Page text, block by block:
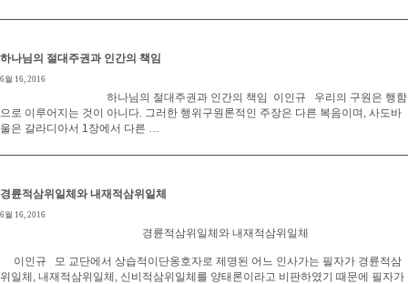
하나님의 절대주권과 인간의 책임
6월 16, 2016
하나님의 절대주권과 인간의 책임 이인규 우리의 구원은 행함
으로 이루어지는 것이 아니다. 그러한 행위구원론적인 주장은 다른 복음이며, 사도바
울은 갈라디아서 1장에서 다른 …
경륜적삼위일체와 내재적삼위일체
6월 16, 2016
경륜적삼위일체와 내재적삼위일체
이인규 모 교단에서 상습적이단옹호자로 제명된 어느 인사가는 필자가 경륜적삼
위일체, 내재적삼위일체, 신비적삼위일체를 양태론이라고 비판하였기 때문에 필자가